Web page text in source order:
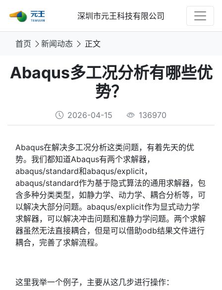
深圳市元王科技有限公司
首页 新闻动态 正文
Abaqus多工况分析有哪些优
势？
2026-04-15 136970
Abaqus在解决多工况分析这类问题，有着先天的优
势。我们都知道Abaqus有两个求解器，
abaqus/standard和abaqus/explicit，
abaqus/standard作为基于隐式算法的通用求解器，包
含多种分类类型，如静力学、动力学、耦合分析等，可
以解决大部分问题。abaqus/explicit作为显式动力学
求解器，可以解决冲击问题和准静力学问题。两个求解
器虽然无法直接耦合，但是可以借助odb结果文件进行
耦合，完善了求解流程。
这里我举一个例子，主要从这几步进行操作：